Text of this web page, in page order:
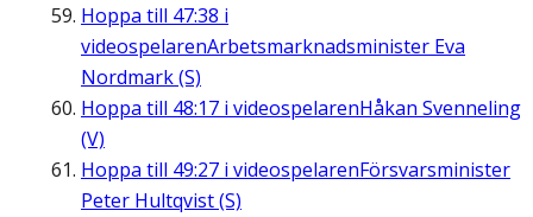
Hoppa till 47:38 i
videospelarenArbetsmarknadsminister Eva
Nordmark (S)
Hoppa till 48:17 i videospelarenHåkan Svenneling
(V)
Hoppa till 49:27 i videospelarenFörsvarsminister
Peter Hultqvist (S)